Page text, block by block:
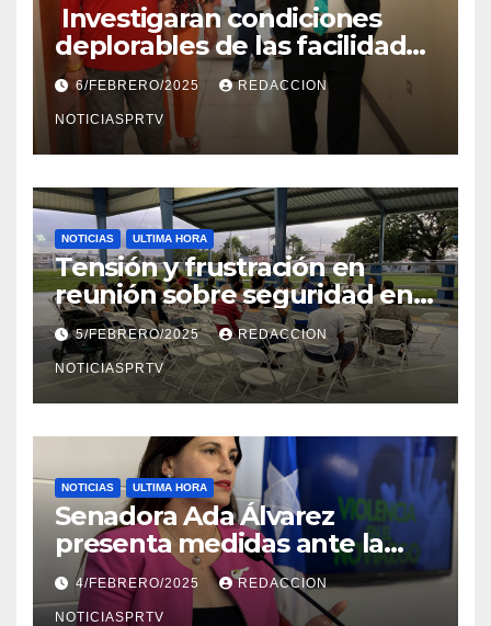
Investigaran condiciones
deplorables de las facilidades
el Departamento de la Salud
en Mayagüez
6/FEBRERO/2025 REDACCION
NOTICIASPRTV
NOTICIAS ULTIMA HORA
Tensión y frustración en
reunión sobre seguridad en
Reparto Metropolitano
5/FEBRERO/2025 REDACCION
NOTICIASPRTV
NOTICIAS ULTIMA HORA
Senadora Ada Álvarez
presenta medidas ante la
violencia en el noviazgo
4/FEBRERO/2025 REDACCION
NOTICIASPRTV